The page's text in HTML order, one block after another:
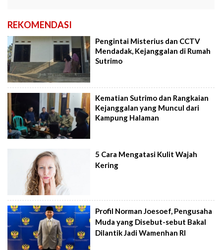
REKOMENDASI
Pengintai Misterius dan CCTV
Mendadak, Kejanggalan di Rumah
Sutrimo
Kematian Sutrimo dan Rangkaian
Kejanggalan yang Muncul dari
Kampung Halaman
5 Cara Mengatasi Kulit Wajah
Kering
Profil Norman Joesoef, Pengusaha
Muda yang Disebut-sebut Bakal
Dilantik Jadi Wamenhan RI